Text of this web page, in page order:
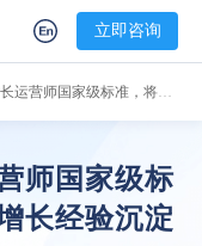
立即咨询
将AI智能体驱动的增长经验沉淀为行业能力框架
师国家级标
长经验沉淀
立即咨询